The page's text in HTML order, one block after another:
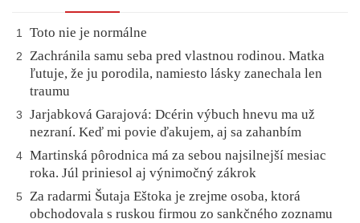
1 Toto nie je normálne
2
Zachránila samu seba pred vlastnou rodinou. Matka
ľutuje, že ju porodila, namiesto lásky zanechala len
traumu
3
Jarjabková Garajová: Dcérin výbuch hnevu ma už
nezraní. Keď mi povie ďakujem, aj sa zahanbím
4 Martinská pôrodnica má za sebou najsilnejší mesiac
roka. Júl priniesol aj výnimočný zákrok
5
Za radarmi Šutaja Eštoka je zrejme osoba, ktorá
obchodovala s ruskou firmou zo sankčného zoznamu